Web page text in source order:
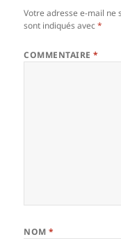
Votre adresse e-mail ne
sont indiqués avec*
COMMENTAIRE*
NOM*